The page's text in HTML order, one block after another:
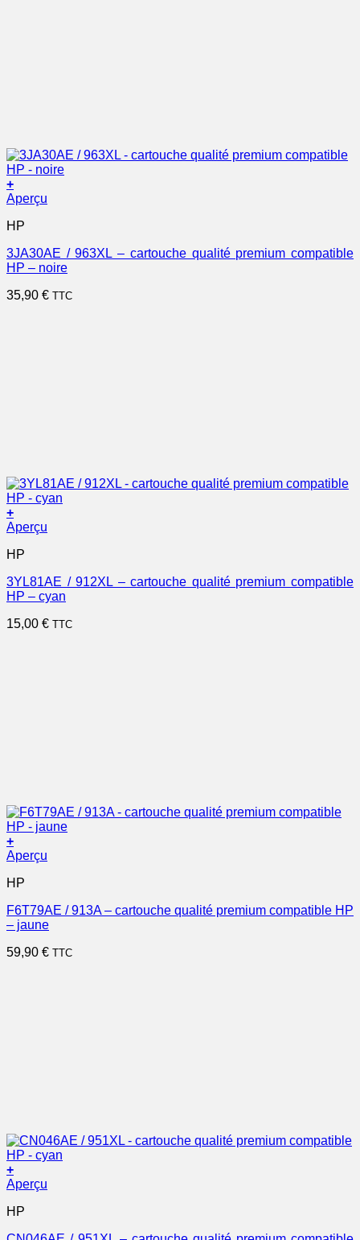
+
Aperçu
HP
3JA30AE / 963XL – cartouche qualité premium compatible
HP – noire
35,90 € TTC
+
Aperçu
HP
3YL81AE / 912XL – cartouche qualité premium compatible
HP – cyan
15,00 € TTC
+
Aperçu
HP
F6T79AE / 913A – cartouche qualité premium compatible HP
– jaune
59,90 € TTC
+
Aperçu
HP